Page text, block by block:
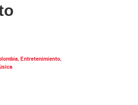
,Entretenimiento,